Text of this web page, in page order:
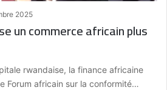
2025
un commerce africain plus
rwandaise, la finance africaine
Forum africain sur la conformité…